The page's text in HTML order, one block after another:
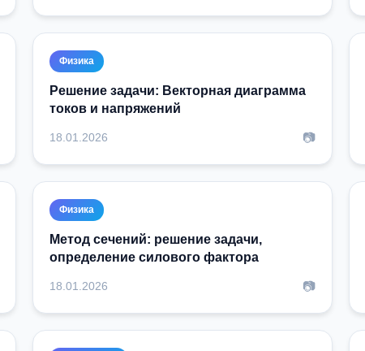
Физика
Решение задачи: Векторная диаграмма
токов и напряжений
18.01.2026 📷
Физика
Метод сечений: решение задачи,
определение силового фактора
18.01.2026 📷